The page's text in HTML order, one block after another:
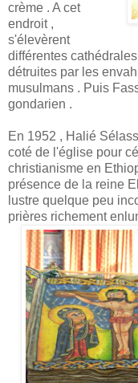
crème . A cet
endroit ,
s'élevèrent
différentes
détruites par les
musulmans . Puis
gondarien .
En 1952 , Halié
coté de l'église pour
christianisme en
présence de la reine
lustre quelque peu
prières richement